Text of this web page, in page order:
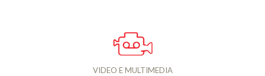
VIDEO E MULTIMEDIA